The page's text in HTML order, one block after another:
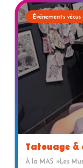
Événements
Tatouage
À la MAS »Les